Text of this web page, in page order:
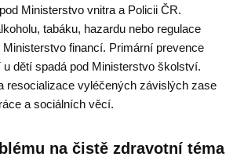
Ministerstvo vnitra a Policii ČR.
tabáku, hazardu nebo regulace
financí. Primární prevence
dětí spadá pod Ministerstvo školství.
resocializace vyléčených závislých zase
a sociálních věcí.
na čistě zdravotní téma